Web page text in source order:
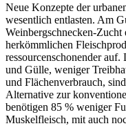
Neue Konzepte der
wesentlich entlasten. Am
Weinbergschnecken-
herkömmlichen
ressourcenschonender
und Gülle, weniger
und Flächenverbrauch,
Alternative zur
benötigen 85 % weniger
Muskelfleisch, mit auch